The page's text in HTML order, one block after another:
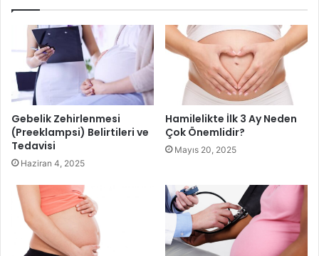
Hamilelik döneminde kusma ve mide bulantıları sonucunda
da dişler zarar görmektedir. Gebelik döneminde ağız ve diş
Gebelik Zehirlenmesi
(Preeklampsi) Belirtileri ve
Tedavisi
Haziran 4, 2025
Hamilelikte İlk 3 Ay Neden
Çok Önemlidir?
Mayıs 20, 2025